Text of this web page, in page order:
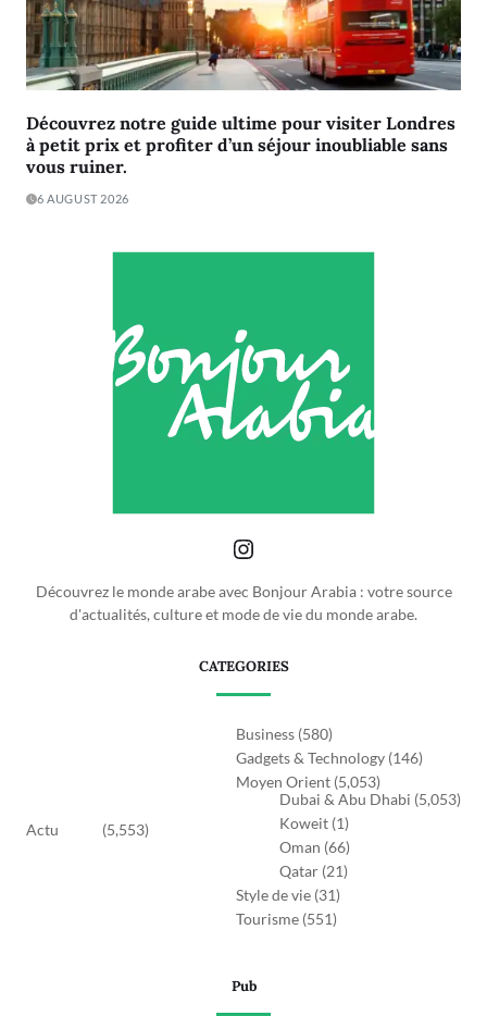
Découvrez notre guide ultime pour visiter Londres
à petit prix et profiter d’un séjour inoubliable sans
vous ruiner.
6 AUGUST 2026
Découvrez le monde arabe avec Bonjour Arabia : votre source
d'actualités, culture et mode de vie du monde arabe.
CATEGORIES
Actu (5,553)
Business (580)
Gadgets & Technology (146)
Moyen Orient (5,053)
Dubai & Abu Dhabi (5,053)
Koweit (1)
Oman (66)
Qatar (21)
Style de vie (31)
Tourisme (551)
Pub